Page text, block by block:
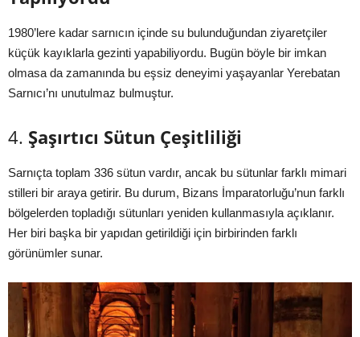
1980’lere kadar sarnıcın içinde su bulunduğundan ziyaretçiler
küçük kayıklarla gezinti yapabiliyordu. Bugün böyle bir imkan
olmasa da zamanında bu eşsiz deneyimi yaşayanlar Yerebatan
Sarnıcı’nı unutulmaz bulmuştur.
4. Şaşırtıcı Sütun Çeşitliliği
Sarnıçta toplam 336 sütun vardır, ancak bu sütunlar farklı mimari
stilleri bir araya getirir. Bu durum, Bizans İmparatorluğu’nun farklı
bölgelerden topladığı sütunları yeniden kullanmasıyla açıklanır.
Her biri başka bir yapıdan getirildiği için birbirinden farklı
görünümler sunar.